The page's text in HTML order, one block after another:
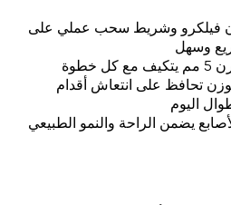
فيلكرو وشريط سحب عملي على
وسهل
تحافظ على انتعاش أقدام
اليوم
يضمن الراحة والنمو الطبيعي